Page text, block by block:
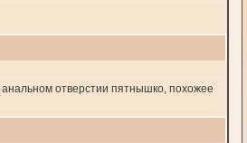
отверстии пятнышко, похожее